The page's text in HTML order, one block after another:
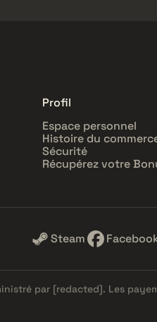
Profil
Espace personnel
Histoire du
Sécurité
Récupérez votre
Steam
par [redacted]. Les